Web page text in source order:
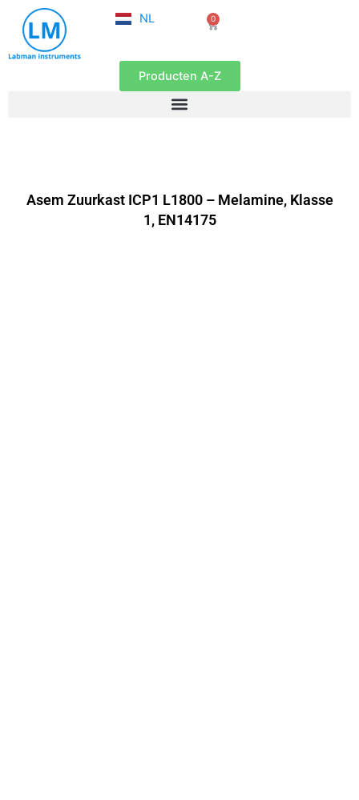
naar
NL
EN
0
Winkelwagen
Producten A-Z
Asem Zuurkast ICP1 L1800 – Melamine, Klasse
1, EN14175